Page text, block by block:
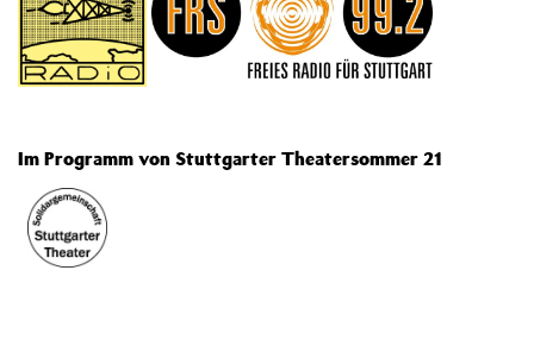
Im Programm von Stuttgarter Theatersommer 21